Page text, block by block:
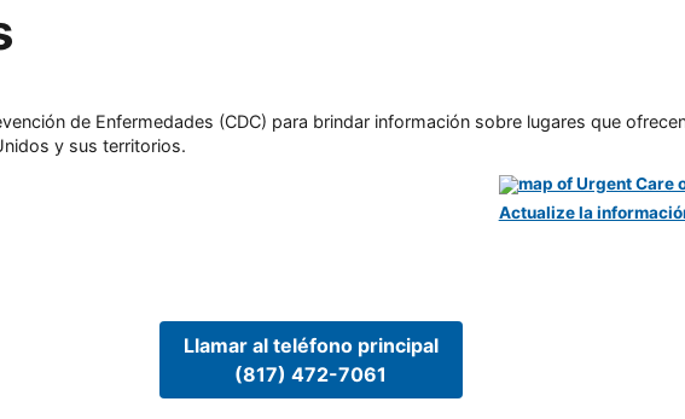
de Enfermedades (CDC) para brindar información sobre lugares que
y sus territorios.
Llamar al teléfono principal
(817) 472-7061
Actualize la